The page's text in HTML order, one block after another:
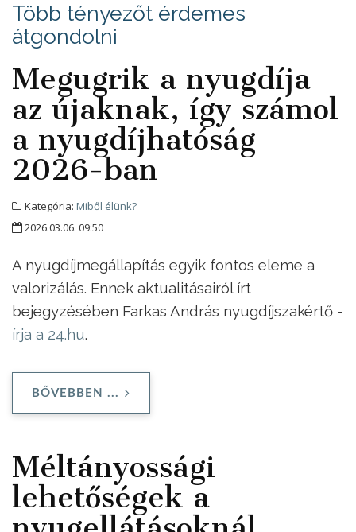
Több tényezőt érdemes
átgondolni
Megugrik a nyugdíja
az újaknak, így számol
a nyugdíjhatóság
2026-ban
Kategória: Miből élünk?
2026.03.06. 09:50
A nyugdíjmegállapítás egyik fontos eleme a
valorizálás. Ennek aktualitásairól írt
bejegyzésében Farkas András nyugdíjszakértő -
írja a 24.hu.
BŐVEBBEN ...
Méltányossági
lehetőségek a